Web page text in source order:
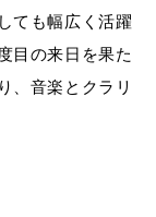
ても幅広く活躍
目の来日を果た
、音楽とクラリ